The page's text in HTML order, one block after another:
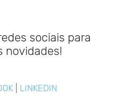
sociais para
novidades!
LINKEDIN